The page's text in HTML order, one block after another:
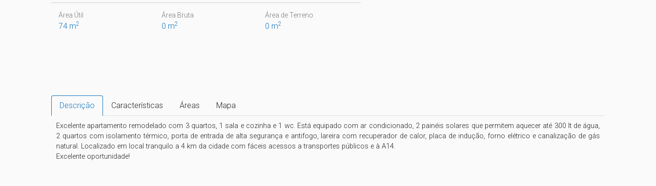
Área Útil
74 m2
Área Bruta
0 m2
Área de Terreno
0 m2
Descrição Características Áreas Mapa
Excelente apartamento remodelado com 3 quartos, 1 sala e cozinha e 1 wc. Está equipado com ar condicionado, 2 painéis solares que permitem aquecer até 300 lt de água,
2 quartos com isolamento térmico, porta de entrada de alta segurança e antifogo, lareira com recuperador de calor, placa de indução, forno elétrico e canalização de gás
natural. Localizado em local tranquilo a 4 km da cidade com fáceis acessos a transportes públicos e à A14.
Excelente oportunidade!